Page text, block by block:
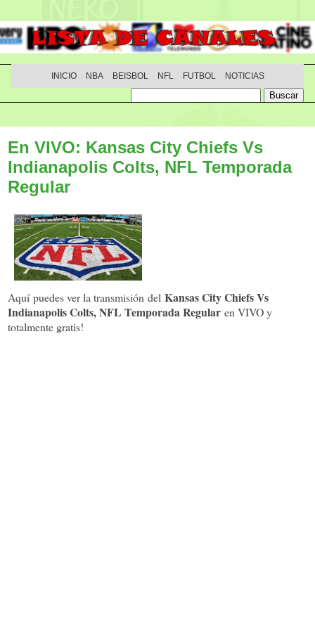
INICIO NBA BEISBOL NFL FUTBOL NOTICIAS
En VIVO: Kansas City Chiefs Vs
Indianapolis Colts, NFL Temporada
Regular
Aquí puedes ver la transmisión del Kansas City Chiefs Vs
Indianapolis Colts, NFL Temporada Regular en VIVO y
totalmente gratis!